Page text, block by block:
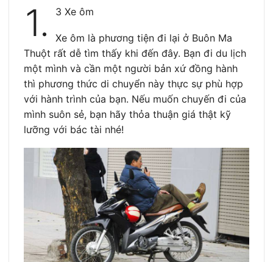
1. 3 Xe ôm
Xe ôm là phương tiện đi lại ở Buôn Ma
Thuột rất dễ tìm thấy khi đến đây. Bạn đi du lịch
một mình và cần một người bản xứ đồng hành
thì phương thức di chuyển này thực sự phù hợp
với hành trình của bạn. Nếu muốn chuyến đi của
mình suôn sẻ, bạn hãy thỏa thuận giá thật kỹ
lưỡng với bác tài nhé!